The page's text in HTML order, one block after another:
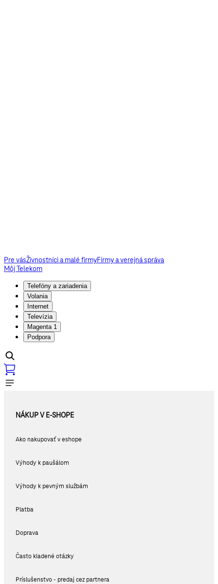
Pre vásŽivnostníci a malé firmyFirmy a verejná správa
Môj Telekom
Telefóny a zariadenia
Volania
Internet
Televízia
Magenta 1
Podpora
NÁKUP V E-SHOPE
Ako nakupovať v eshope
Výhody k paušálom
Výhody k pevným službám
Platba
Doprava
Často kladené otázky
Príslušenstvo - predaj cez partnera